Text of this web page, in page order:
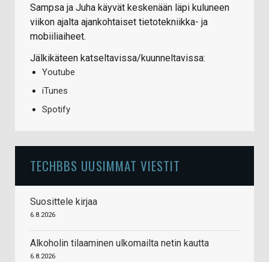
Sampsa ja Juha käyvät keskenään läpi kuluneen
viikon ajalta ajankohtaiset tietotekniikka- ja
mobiiliaiheet.
Jälkikäteen katseltavissa/kuunneltavissa:
Youtube
iTunes
Spotify
TECHBBS UUSIMMAT VIESTIT
Suosittele kirjaa
6.8.2026
Alkoholin tilaaminen ulkomailta netin kautta
6.8.2026